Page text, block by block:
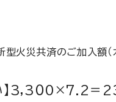
型火災共済のご加入額
】3,3０0×7.2＝